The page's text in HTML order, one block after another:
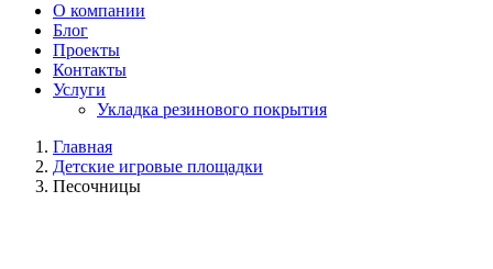
О компании
Блог
Проекты
Контакты
Услуги
Укладка резинового покрытия
Главная
Детские игровые площадки
Песочницы